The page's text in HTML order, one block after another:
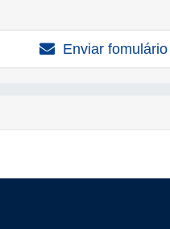
Enviar fomulário